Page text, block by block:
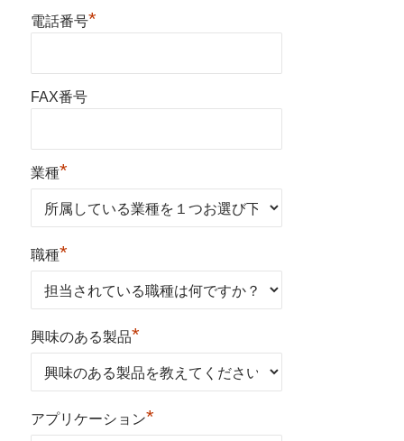
電話番号*
FAX番号
業種*
職種*
興味のある製品*
アプリケーション*